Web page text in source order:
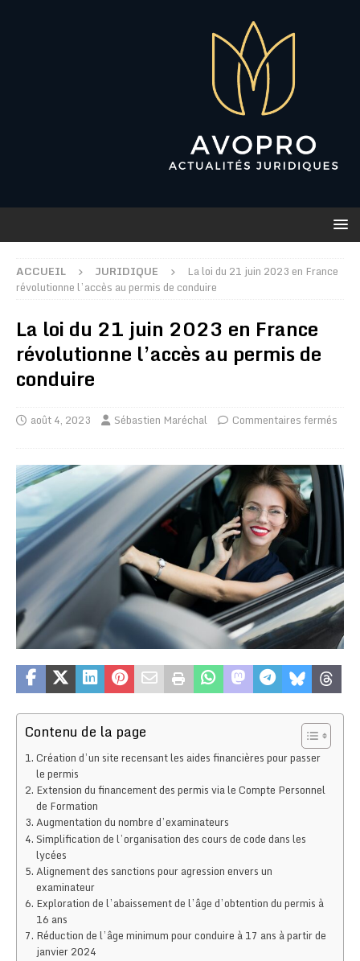
ACCUEIL JURIDIQUE
La loi du 21 juin 2023 en France
révolutionne l’accès au permis de conduire
La loi du 21 juin 2023 en France
révolutionne l’accès au permis de
conduire
août 4, 2023 Sébastien Maréchal Commentaires fermés
Contenu de la page
Création d’un site recensant les aides financières pour passer
le permis
Extension du financement des permis via le Compte Personnel
de Formation
Augmentation du nombre d’examinateurs
Simplification de l’organisation des cours de code dans les
lycées
Alignement des sanctions pour agression envers un
examinateur
Exploration de l’abaissement de l’âge d’obtention du permis à
16 ans
Réduction de l’âge minimum pour conduire à 17 ans à partir de
janvier 2024